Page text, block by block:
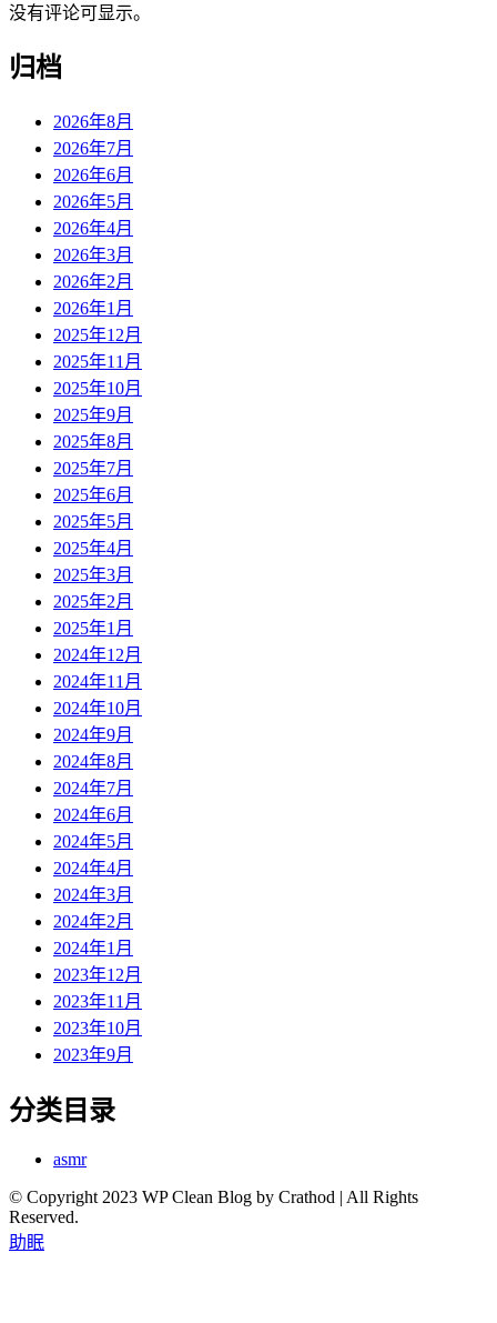
没有评论可显示。
归档
2026年8月
2026年7月
2026年6月
2026年5月
2026年4月
2026年3月
2026年2月
2026年1月
2025年12月
2025年11月
2025年10月
2025年9月
2025年8月
2025年7月
2025年6月
2025年5月
2025年4月
2025年3月
2025年2月
2025年1月
2024年12月
2024年11月
2024年10月
2024年9月
2024年8月
2024年7月
2024年6月
2024年5月
2024年4月
2024年3月
2024年2月
2024年1月
2023年12月
2023年11月
2023年10月
2023年9月
分类目录
asmr
© Copyright 2023 WP Clean Blog by Crathod | All Rights
Reserved.
助眠